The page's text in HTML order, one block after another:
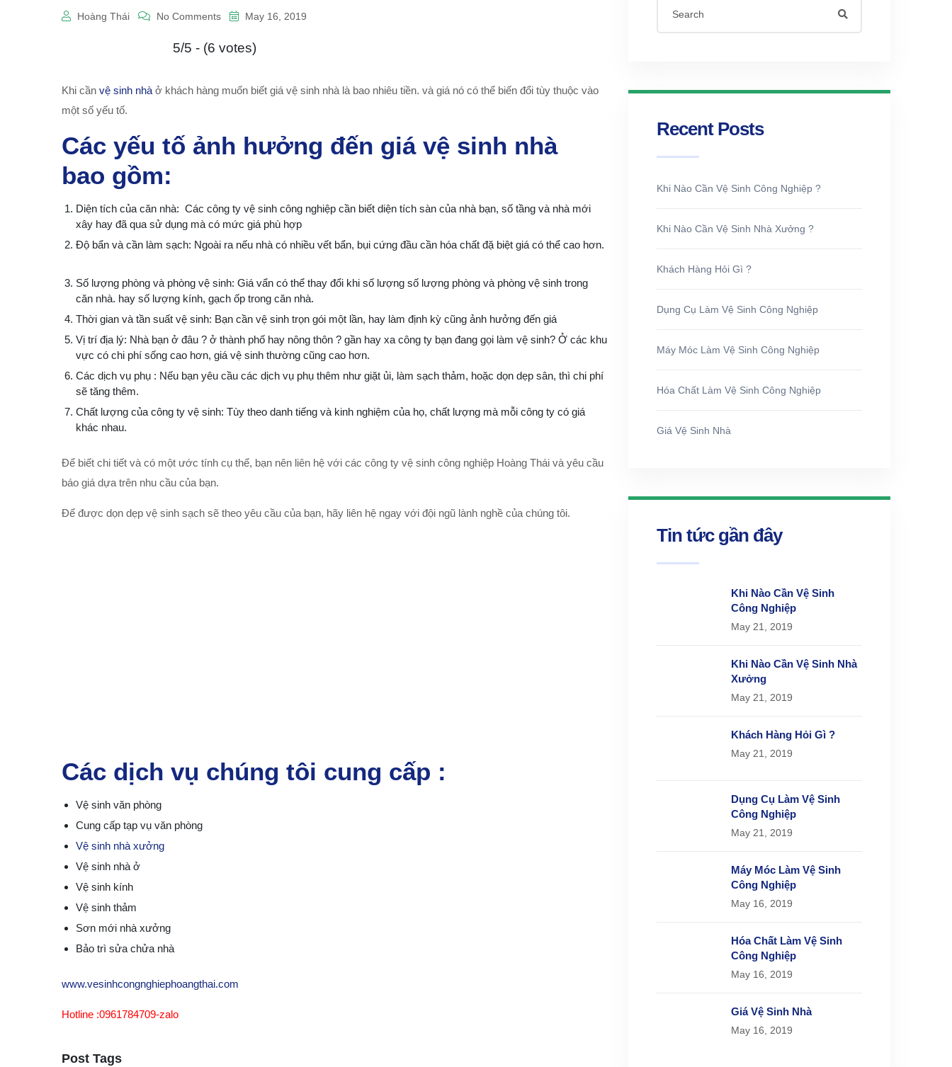
Hoàng Thái No Comments May 16, 2019
5/5 - (6 votes)
Khi cần vệ sinh nhà ở khách hàng muốn biết giá vệ sinh nhà là bao nhiêu tiền. và giá nó có thể biến đổi tùy thuộc vào
một số yếu tố.
Các yếu tố ảnh hưởng đến giá vệ sinh nhà
bao gồm:
Diện tích của căn nhà: Các công ty vệ sinh công nghiệp cần biết diện tích sàn của nhà bạn, số tầng và nhà mới
xây hay đã qua sử dụng mà có mức giá phù hợp
Độ bẩn và cần làm sạch: Ngoài ra nếu nhà có nhiều vết bẩn, bụi cứng đầu cần hóa chất đặ biệt giá có thể cao hơn.
Số lượng phòng và phòng vệ sinh: Giá vẩn có thể thay đổi khi số lượng số lượng phòng và phòng vệ sinh trong
căn nhà. hay số lượng kính, gạch ốp trong căn nhà.
Thời gian và tần suất vệ sinh: Bạn cần vệ sinh trọn gói một lần, hay làm định kỳ cũng ảnh hưởng đến giá
Vị trí địa lý: Nhà bạn ở đâu ? ở thành phố hay nông thôn ? gần hay xa công ty bạn đang gọi làm vệ sinh? Ở các khu
vực có chi phí sống cao hơn, giá vệ sinh thường cũng cao hơn.
Các dịch vụ phụ : Nếu bạn yêu cầu các dịch vụ phụ thêm như giặt ủi, làm sạch thảm, hoặc dọn dẹp sân, thì chi phí
sẽ tăng thêm.
Chất lượng của công ty vệ sinh: Tùy theo danh tiếng và kinh nghiệm của họ, chất lượng mà mỗi công ty có giá
khác nhau.
Để biết chi tiết và có một ước tính cụ thể, bạn nên liên hệ với các công ty vệ sinh công nghiệp Hoàng Thái và yêu cầu
báo giá dựa trên nhu cầu của bạn.
Để được dọn dẹp vệ sinh sạch sẽ theo yêu cầu của bạn, hãy liên hệ ngay với đội ngũ lành nghề của chúng tôi.
Các dịch vụ chúng tôi cung cấp :
Vệ sinh văn phòng
Cung cấp tạp vụ văn phòng
Vệ sinh nhà xưởng
Vệ sinh nhà ở
Vệ sinh kính
Vệ sinh thảm
Sơn mới nhà xưởng
Bảo trì sửa chửa nhà
www.vesinhcongnghiephoangthai.com
Hotline :0961784709-zalo
Post Tags
Recent Posts
Khi Nào Cần Vệ Sinh Công Nghiệp ?
Khi Nào Cần Vệ Sinh Nhà Xưởng ?
Khách Hàng Hỏi Gì ?
Dụng Cụ Làm Vệ Sinh Công Nghiệp
Máy Móc Làm Vệ Sinh Công Nghiệp
Hóa Chất Làm Vệ Sinh Công Nghiệp
Giá Vệ Sinh Nhà
Tin tức gần đây
Khi Nào Cần Vệ Sinh
Công Nghiệp
May 21, 2019
Khi Nào Cần Vệ Sinh Nhà
Xưởng
May 21, 2019
Khách Hàng Hỏi Gì ?
May 21, 2019
Dụng Cụ Làm Vệ Sinh
Công Nghiệp
May 21, 2019
Máy Móc Làm Vệ Sinh
Công Nghiệp
May 16, 2019
Hóa Chất Làm Vệ Sinh
Công Nghiệp
May 16, 2019
Giá Vệ Sinh Nhà
May 16, 2019